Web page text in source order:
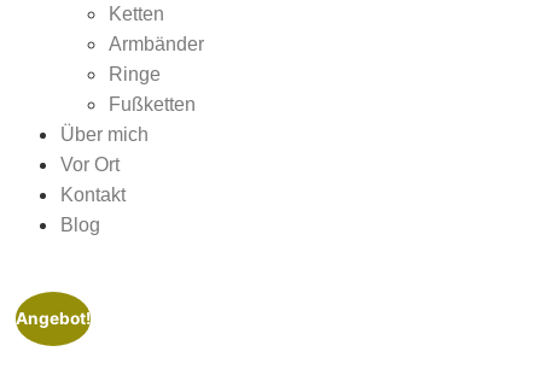
Ketten
Armbänder
Ringe
Fußketten
Über mich
Vor Ort
Kontakt
Blog
Angebot!